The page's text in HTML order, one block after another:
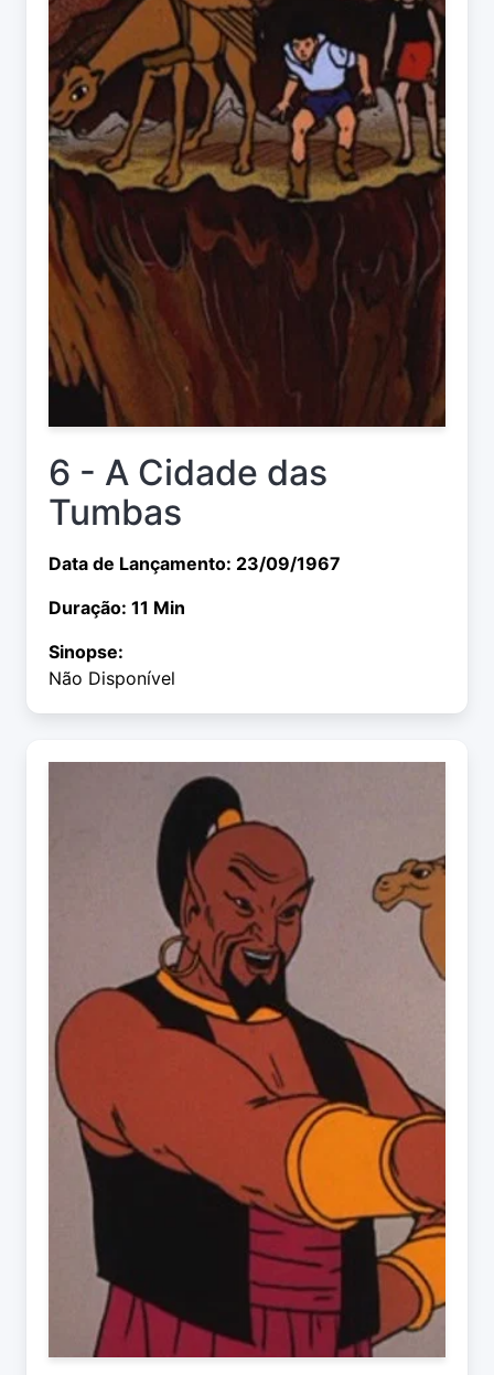
6 - A Cidade das
Tumbas
Data de Lançamento: 23/09/1967
Duração: 11 Min
Sinopse:
Não Disponível